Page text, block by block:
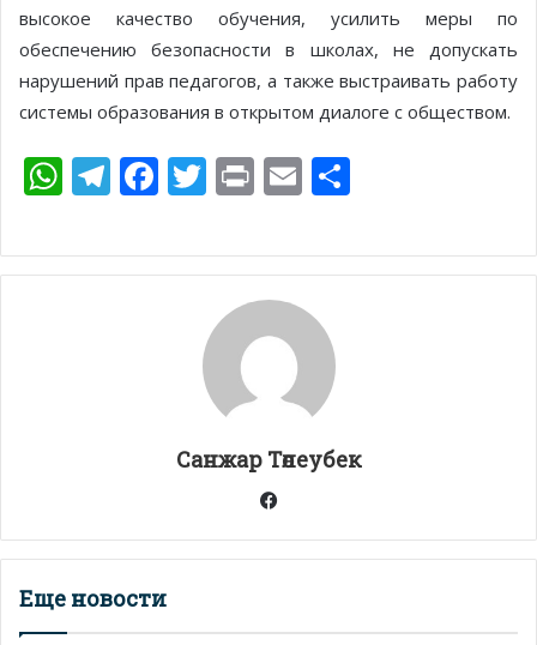
высокое качество обучения, усилить меры по
обеспечению безопасности в школах, не допускать
нарушений прав педагогов, а также выстраивать работу
системы образования в открытом диалоге с обществом.
W
at
s
T
e
gr
F
e
b
T
itt
er
Pr
t
E
ai
l
п
р
т
ь
Санжар Төлеубек
Facebook
Еще новости